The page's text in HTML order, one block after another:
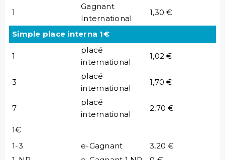
1
Gagnant
International
1,30 €
Simple place interna 1€
1
placé
international
1,02 €
3
placé
international
1,70 €
7
placé
international
2,70 €
1€
1-3
e-Gagnant
3,20 €